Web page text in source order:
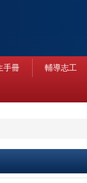
手冊 輔導志工